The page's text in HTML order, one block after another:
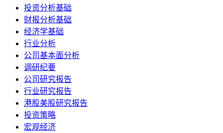
投资分析基础
财报分析基础
经济学基础
行业分析
公司基本面分析
调研纪要
公司研究报告
行业研究报告
港股美股研究报告
投资策略
宏观经济